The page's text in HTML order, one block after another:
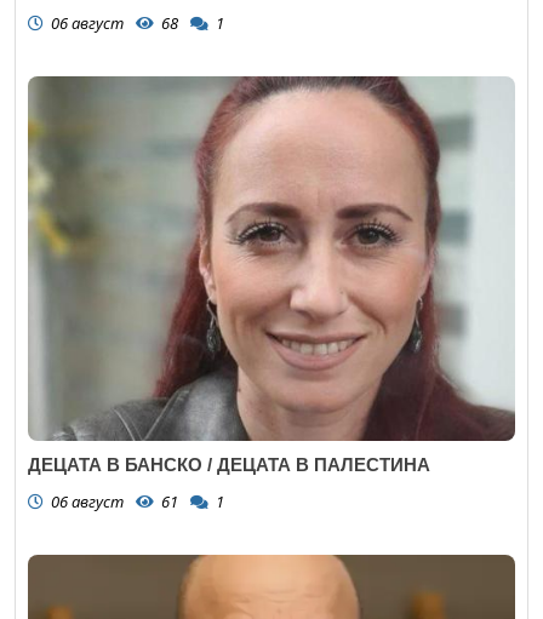
06 август 68 1
ДЕЦАТА В БАНСКО / ДЕЦАТА В ПАЛЕСТИНА
06 август 61 1